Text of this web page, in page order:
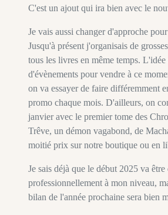
C'est un ajout qui ira bien avec le
Je vais aussi changer d'approche
Jusqu'à présent j'organisais de
tous les livres en même temps.
d'évènements pour vendre à ce
on va essayer de faire différemment
promo chaque mois. D'ailleurs, on
janvier avec le premier tome des
Trêve, un démon vagabond, de
moitié prix sur notre boutique ou en
Je sais déjà que le début 2025 va
professionnellement à mon niveau,
bilan de l'année prochaine sera bien